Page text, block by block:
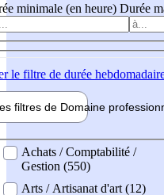
minimale (en heure) Durée
le filtre de durée
filtres de Domaine pro
professionel
Achats / Comptabilité /
Gestion (550)
Arts / Artisanat d'art (12)